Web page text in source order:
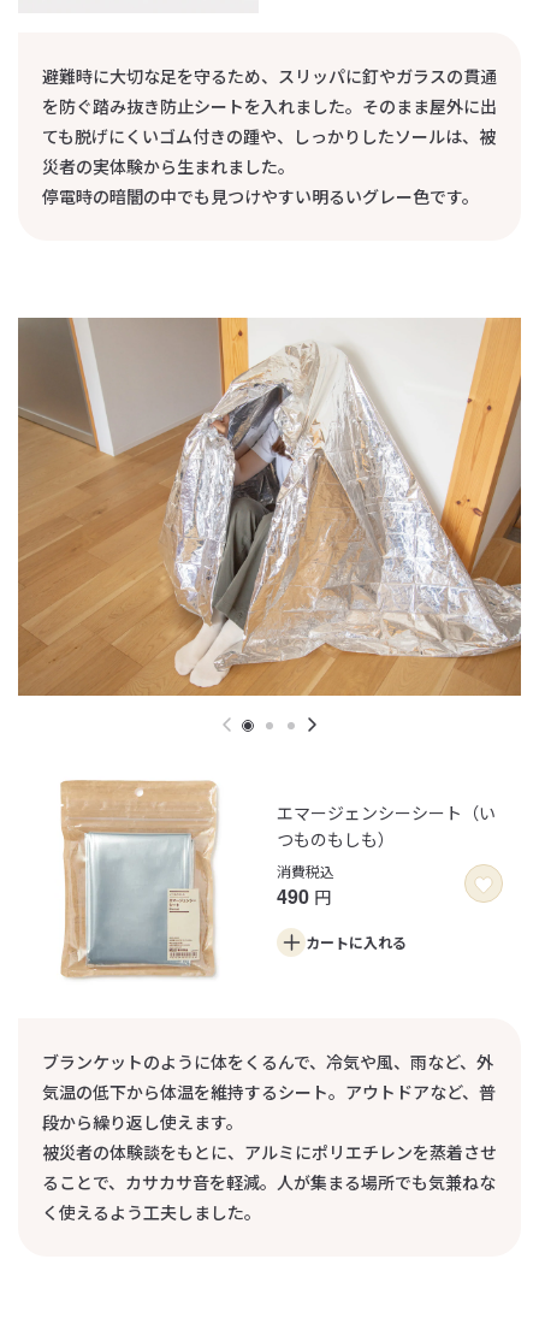
竹フォーク
消費税込
カートに 入れる
竹割り箸
消費税込
99 円
カートに入れる
消費税込
6,490
カートに入れる
消費税込
2,490 円
カートに
避難時に大切な足を守るため、スリッパに釘やガラスの貫通
を防ぐ踏み抜き防止シートを入れました。そのまま屋外に出
ても脱げにくいゴム付きの踵や、しっかりしたソールは、被
災者の実体験から生まれました。
停電時の暗闇の中でも見つけやすい明るいグレー色です。
エマージェンシーシート（い
つものもしも）
消費税込
490 円
カートに入れる
ブランケットのように体をくるんで、冷気や風、雨など、外
気温の低下から体温を維持するシート。アウトドアなど、普
段から繰り返し使えます。
被災者の体験談をもとに、アルミにポリエチレンを蒸着させ
ることで、カサカサ音を軽減。人が集まる場所でも気兼ねな
く使えるよう工夫しました。